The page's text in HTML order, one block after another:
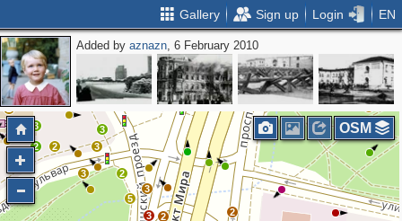
Gallery Sign up Login EN
Added byaznazn, 6 February 2010
3
2
3 2
2 2 3
3
2
2
3
2
2
3
5
2
OSM